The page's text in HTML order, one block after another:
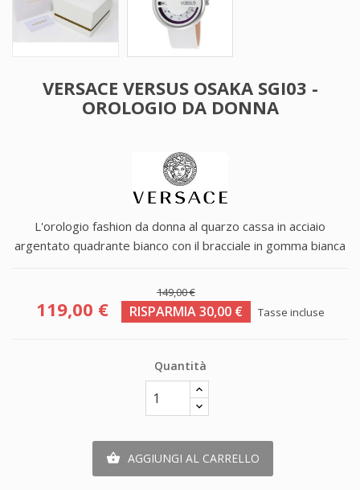
VERSACE VERSUS OSAKA SGI03 -
OROLOGIO DA DONNA
L'orologio fashion da donna al quarzo cassa in acciaio
argentato quadrante bianco con il bracciale in gomma bianca
149,00 €
119,00 € RISPARMIA 30,00 € Tasse incluse
Quantità
 AGGIUNGI AL CARRELLO